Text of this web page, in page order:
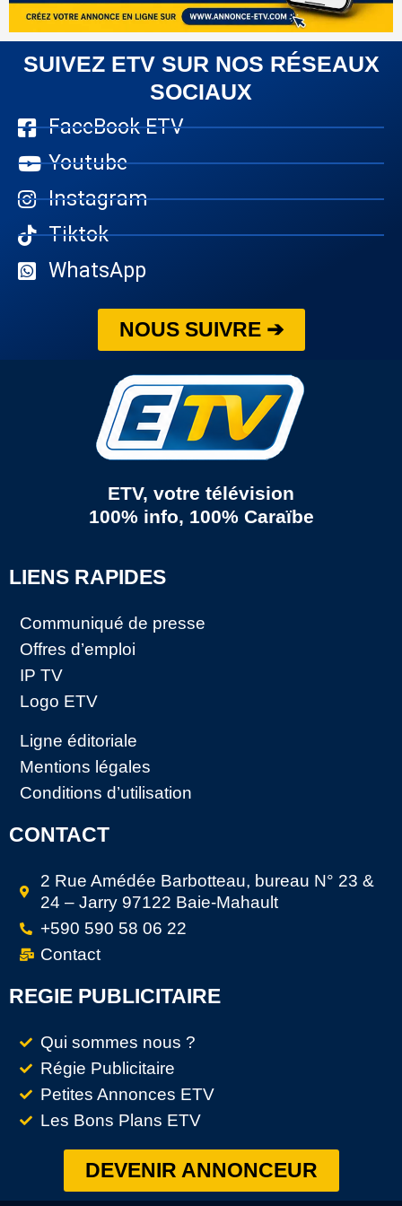
SUIVEZ ETV SUR NOS RÉSEAUX
SOCIAUX
FaceBook ETV
Youtube
Instagram
Tiktok
WhatsApp
NOUS SUIVRE ➔
ETV, votre télévision
100% info, 100% Caraïbe
LIENS RAPIDES
Communiqué de presse
Offres d’emploi
IP TV
Logo ETV
Ligne éditoriale
Mentions légales
Conditions d’utilisation
CONTACT
2 Rue Amédée Barbotteau, bureau N° 23 &
24 – Jarry 97122 Baie-Mahault
+590 590 58 06 22
Contact
REGIE PUBLICITAIRE
Qui sommes nous ?
Régie Publicitaire
Petites Annonces ETV
Les Bons Plans ETV
DEVENIR ANNONCEUR